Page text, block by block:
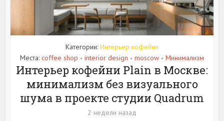
Категории: Интерьер кофейни
Места: coffee shop • interior design • moscow • Минимализм
Интерьер кофейни Plain в Москве:
минимализм без визуального
шума в проекте студии Quadrum
2 недели назад